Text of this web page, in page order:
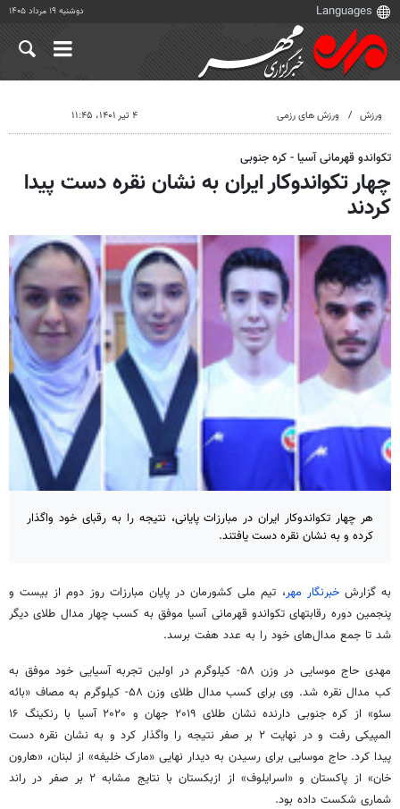
دوشنبه ۱۹ مرداد ۱۴۰۵
ورزش ورزش های رزمی ۴ تیر ۱۴۰۱، ۱۱:۴۵
تکواندو قهرمانی آسیا - کره جنوبی
چهار تکواندوکار ایران به نشان نقره دست پیدا
کردند
هر چهار تکواندوکار ایران در مبارزات پایانی، نتیجه را به رقبای خود واگذار
کرده و به نشان نقره دست یافتند.
به گزارشخبرنگار مهر، تیم ملی کشورمان در پایان مبارزات روز دوم از بیست و
پنجمین دوره رقابتهای تکواندو قهرمانی آسیا موفق به کسب چهار مدال طلای دیگر
شد تا جمع مدال‌های خود را به عدد هفت برسد.
مهدی حاج موسایی در وزن ۵۸- کیلوگرم در اولین تجربه آسیایی خود موفق به
کب مدال نقره شد. وی برای کسب مدال طلای وزن ۵۸- کیلوگرم به مصاف «بائه
سئو» از کره جنوبی دارنده نشان طلای ۲۰۱۹ جهان و ۲۰۲۰ آسیا با رنکینگ ۱۶
المپیکی رفت و در نهایت ۲ بر صفر نتیجه را واگذار کرد و به نشان نقره دست
پیدا کرد. حاج موسایی برای رسیدن به دیدار نهایی «مارک خلیفه» از لبنان، «هارون
خان» از پاکستان و «اسرایلوف» از ازبکستان با نتایج مشابه ۲ بر صفر در راند
شماری شکست داده بود.